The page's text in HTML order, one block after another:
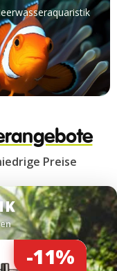
Preise
-11%